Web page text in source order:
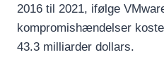
2016 til 2021, ifølge
kompromishændelser
43.3 milliarder dollars.